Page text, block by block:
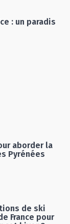
: un paradis
aborder la
Pyrénées
de ski
France pour